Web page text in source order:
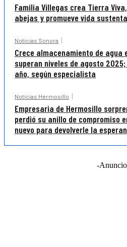
Familia Villegas crea Tierra
abejas y promueve vida
Noticias Sonora
Crece almacenamiento de agua
superan niveles de agosto
año, según especialista
Noticias Hermosillo
Empresaria de Hermosillo
perdió su anillo de compromiso
nuevo para devolverle la
-